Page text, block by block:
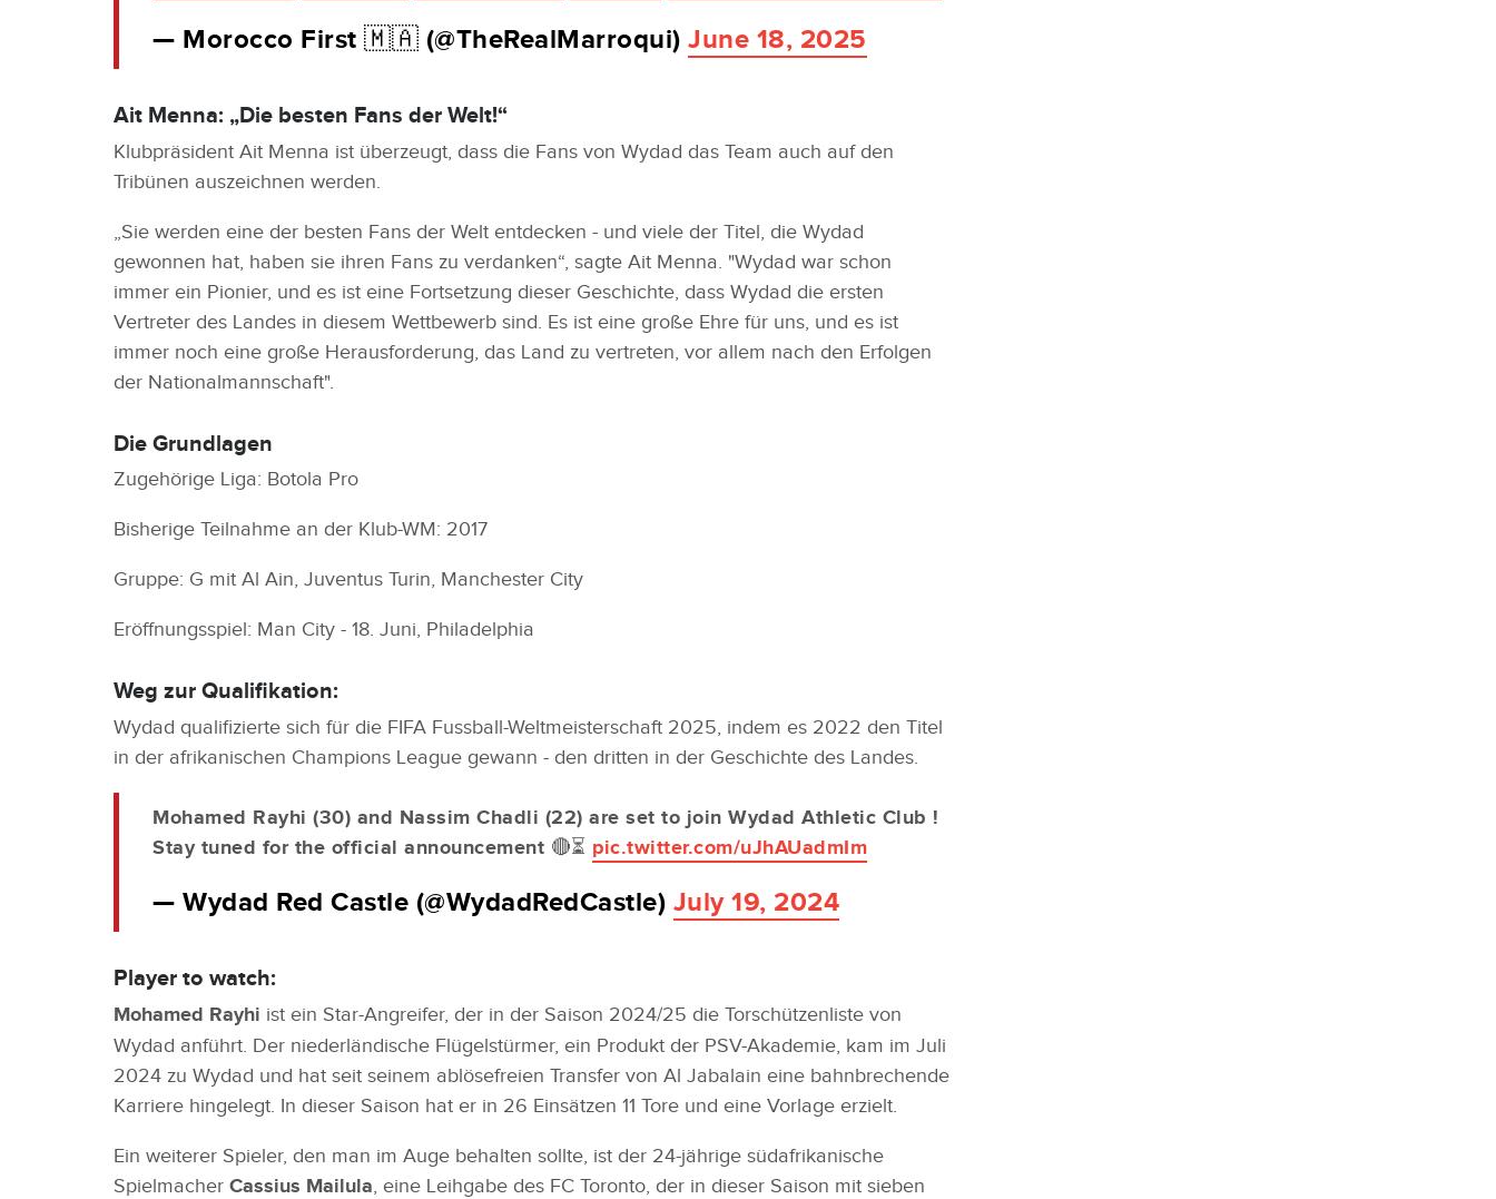
— Morocco First 🇲🇦 (@TheRealMarroqui) June 18, 2025
Ait Menna: „Die besten Fans der Welt!“
Klubpräsident Ait Menna ist überzeugt, dass die Fans von Wydad das Team auch auf den
Tribünen auszeichnen werden.
„Sie werden eine der besten Fans der Welt entdecken - und viele der Titel, die Wydad
gewonnen hat, haben sie ihren Fans zu verdanken“, sagte Ait Menna. "Wydad war schon
immer ein Pionier, und es ist eine Fortsetzung dieser Geschichte, dass Wydad die ersten
Vertreter des Landes in diesem Wettbewerb sind. Es ist eine große Ehre für uns, und es ist
immer noch eine große Herausforderung, das Land zu vertreten, vor allem nach den Erfolgen
der Nationalmannschaft".
Die Grundlagen
Zugehörige Liga: Botola Pro
Bisherige Teilnahme an der Klub-WM: 2017
Gruppe: G mit Al Ain, Juventus Turin, Manchester City
Eröffnungsspiel: Man City - 18. Juni, Philadelphia
Weg zur Qualifikation:
Wydad qualifizierte sich für die FIFA Fussball-Weltmeisterschaft 2025, indem es 2022 den Titel
in der afrikanischen Champions League gewann - den dritten in der Geschichte des Landes.
Mohamed Rayhi (30) and Nassim Chadli (22) are set to join Wydad Athletic Club !
Stay tuned for the official announcement 🔴⏳ pic.twitter.com/uJhAUadmIm
— Wydad Red Castle (@WydadRedCastle) July 19, 2024
Player to watch:
Mohamed Rayhi ist ein Star-Angreifer, der in der Saison 2024/25 die Torschützenliste von
Wydad anführt. Der niederländische Flügelstürmer, ein Produkt der PSV-Akademie, kam im Juli
2024 zu Wydad und hat seit seinem ablösefreien Transfer von Al Jabalain eine bahnbrechende
Karriere hingelegt. In dieser Saison hat er in 26 Einsätzen 11 Tore und eine Vorlage erzielt.
Ein weiterer Spieler, den man im Auge behalten sollte, ist der 24-jährige südafrikanische
Spielmacher Cassius Mailula, eine Leihgabe des FC Toronto, der in dieser Saison mit sieben